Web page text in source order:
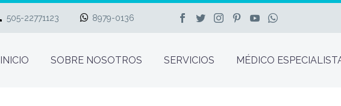
505-22771123 8979-0136
INICIO SOBRE NOSOTROS SERVICIOS MÉDICO